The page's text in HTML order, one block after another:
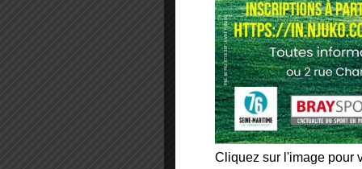
Cliquez sur l'image pour